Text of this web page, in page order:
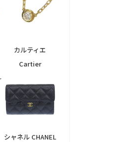
カルティエ
Cartier
シャネル CHANEL